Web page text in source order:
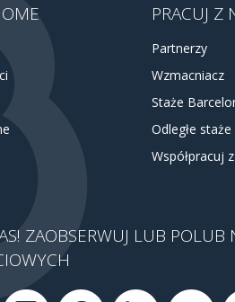
PRACUJ Z
Partnerzy
Wzmacniacz
Staże
Odległe staże
Współpracuj
ZAOBSERWUJ LUB POLUB